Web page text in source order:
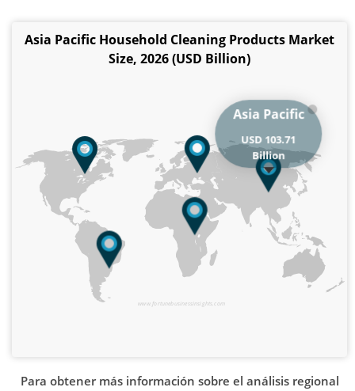
Asia Pacific Household Cleaning Products Market
Size, 2026 (USD Billion)
www.fortunebusinessinsights.com
Asia Pacific
USD 103.71
Billion
Para obtener más información sobre el análisis regional